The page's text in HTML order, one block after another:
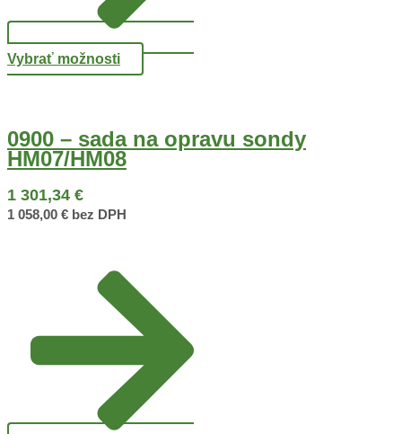
Vybrať možnosti
0900 – sada na opravu sondy
HM07/HM08
1 301,34 €
1 058,00 € bez DPH